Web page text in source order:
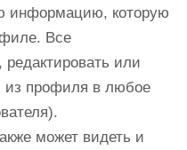
информацию, которую
Все
редактировать или
профиля в любое
может видеть и